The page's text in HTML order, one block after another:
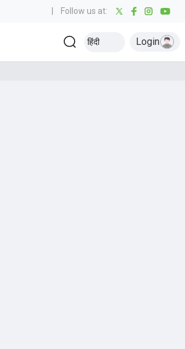
Follow us at:
हिंदी Login